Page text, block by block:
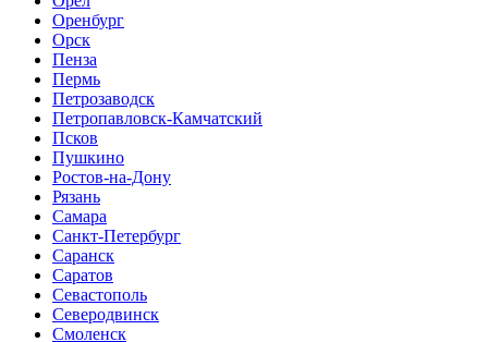
Оренбург
Орск
Пенза
Пермь
Петрозаводск
Петропавловск-Камчатский
Псков
Пушкино
Ростов-на-Дону
Рязань
Самара
Санкт-Петербург
Саранск
Саратов
Севастополь
Северодвинск
Смоленск